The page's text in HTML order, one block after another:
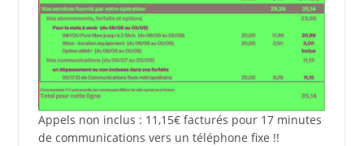
Appels non inclus : 11,15€ facturés pour 17 minutes
de communications vers un téléphone fixe !!